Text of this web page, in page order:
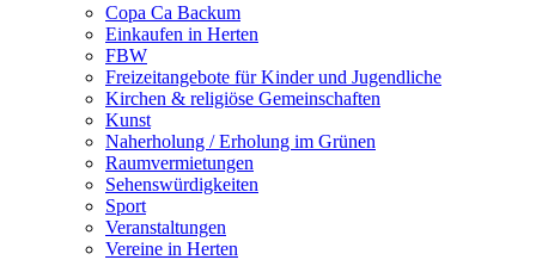
Copa Ca Backum
Einkaufen in Herten
FBW
Freizeitangebote für Kinder und Jugendliche
Kirchen & religiöse Gemeinschaften
Kunst
Naherholung / Erholung im Grünen
Raumvermietungen
Sehenswürdigkeiten
Sport
Veranstaltungen
Vereine in Herten